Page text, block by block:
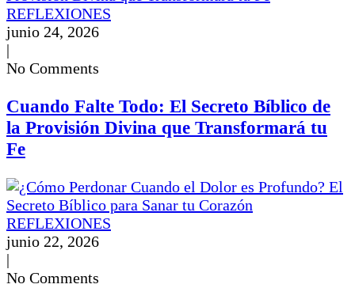
REFLEXIONES
junio 24, 2026
|
No Comments
Cuando Falte Todo: El Secreto Bíblico de
la Provisión Divina que Transformará tu
Fe
REFLEXIONES
junio 22, 2026
|
No Comments